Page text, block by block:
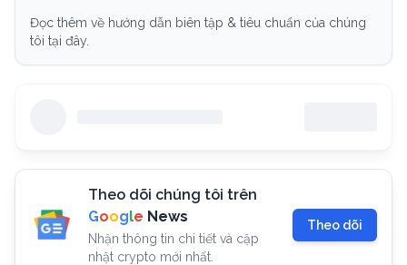
Đọc thêm về hướng dẫn biên tập & tiêu chuẩn của chúng
tôi tại đây.
Theo dõi chúng tôi trên
Google News
Nhận thông tin chi tiết và cập
nhật crypto mới nhất.
Theo dõi